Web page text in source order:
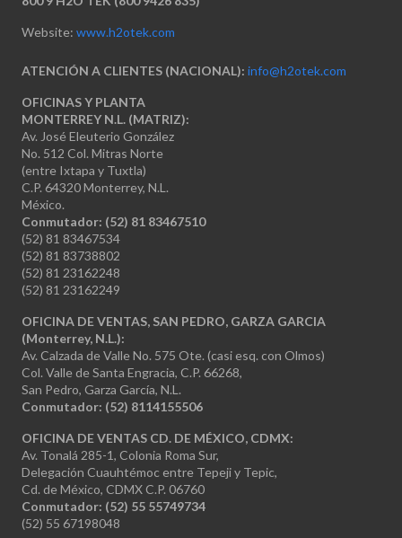
Website: www.h2otek.com
ATENCIÓN A CLIENTES (NACIONAL): info@h2otek.com
OFICINAS Y PLANTA
MONTERREY N.L. (MATRIZ):
Av. José Eleuterio González
No. 512 Col. Mitras Norte
(entre Ixtapa y Tuxtla)
C.P. 64320 Monterrey, N.L.
México.
Conmutador: (52) 81 83467510
(52) 81 83467534
(52) 81 83738802
(52) 81 23162248
(52) 81 23162249
OFICINA DE VENTAS, SAN PEDRO, GARZA GARCIA
(Monterrey, N.L.):
Av. Calzada de Valle No. 575 Ote. (casi esq. con Olmos)
Col. Valle de Santa Engracia, C.P. 66268,
San Pedro, Garza García, N.L.
Conmutador: (52) 8114155506
OFICINA DE VENTAS CD. DE MÉXICO, CDMX:
Av. Tonalá 285-1, Colonia Roma Sur,
Delegación Cuauhtémoc entre Tepeji y Tepic,
Cd. de México, CDMX C.P. 06760
Conmutador: (52) 55 55749734
(52) 55 67198048